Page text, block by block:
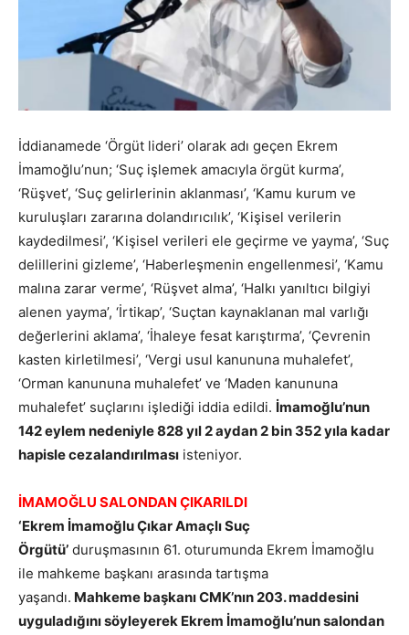
İddianamede ‘Örgüt lideri’ olarak adı geçen Ekrem
İmamoğlu’nun; ‘Suç işlemek amacıyla örgüt kurma’,
‘Rüşvet’, ‘Suç gelirlerinin aklanması’, ‘Kamu kurum ve
kuruluşları zararına dolandırıcılık’, ‘Kişisel verilerin
kaydedilmesi’, ‘Kişisel verileri ele geçirme ve yayma’, ‘Suç
delillerini gizleme’, ‘Haberleşmenin engellenmesi’, ‘Kamu
malına zarar verme’, ‘Rüşvet alma’, ‘Halkı yanıltıcı bilgiyi
alenen yayma’, ‘İrtikap’, ‘Suçtan kaynaklanan mal varlığı
değerlerini aklama’, ‘İhaleye fesat karıştırma’, ‘Çevrenin
kasten kirletilmesi’, ‘Vergi usul kanununa muhalefet’,
‘Orman kanununa muhalefet’ ve ‘Maden kanununa
muhalefet’ suçlarını işlediği iddia edildi. İmamoğlu’nun
142 eylem nedeniyle 828 yıl 2 aydan 2 bin 352 yıla kadar
hapisle cezalandırılması isteniyor.
İMAMOĞLU SALONDAN ÇIKARILDI
‘Ekrem İmamoğlu Çıkar Amaçlı Suç
Örgütü’ duruşmasının 61. oturumunda Ekrem İmamoğlu
ile mahkeme başkanı arasında tartışma
yaşandı. Mahkeme başkanı CMK’nın 203. maddesini
uyguladığını söyleyerek Ekrem İmamoğlu’nun salondan